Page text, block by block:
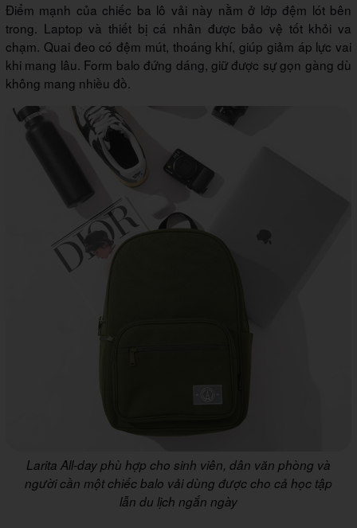
Điểm mạnh của chiếc ba lô vải này nằm ở lớp đệm lót bên
trong. Laptop và thiết bị cá nhân được bảo vệ tốt khỏi va
chạm. Quai đeo có đệm mút, thoáng khí, giúp giảm áp lực vai
khi mang lâu. Form balo đứng dáng, giữ được sự gọn gàng dù
không mang nhiều đồ.
Larita All-day phù hợp cho sinh viên, dân văn phòng và
người cần một chiếc balo vải dùng được cho cả học tập
lẫn du lịch ngắn ngày